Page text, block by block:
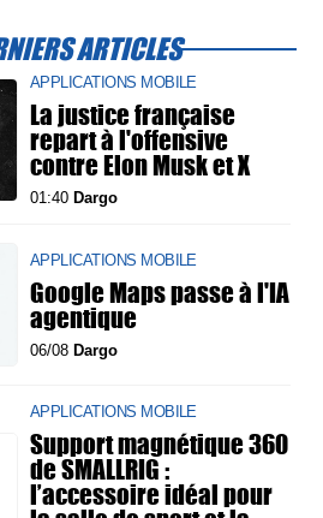
ARTICLES
APPLICATIONS MOBILE
La justice française
repart à l'offensive
contre Elon Musk et X
01:40 Dargo
APPLICATIONS MOBILE
Google Maps passe à l'IA
agentique
06/08 Dargo
APPLICATIONS MOBILE
Support magnétique 360
de SMALLRIG :
l’accessoire idéal pour